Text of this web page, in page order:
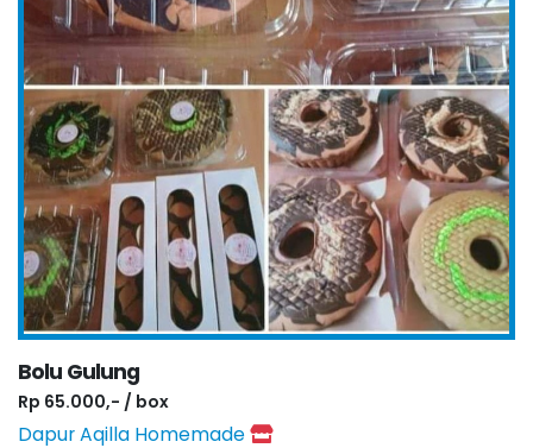
Bolu Gulung
Rp 65.000,- / box
Dapur Aqilla Homemade